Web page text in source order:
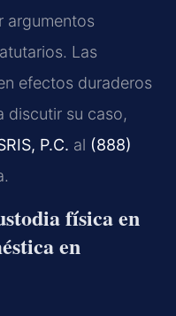
argumentos
Las
efectos duraderos
discutir su caso,
P.C. al (888)
física en
en